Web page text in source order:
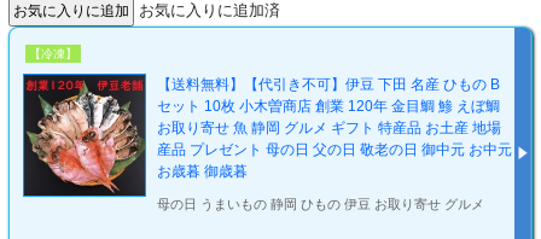
お気に入りに追加済
【冷凍】
【送料無料】【代引き不可】伊豆 下田 名産 ひもの B
セット 10枚 小木曽商店 創業 120年 金目鯛 鯵 えぼ鯛
お取り寄せ 魚 静岡 グルメ ギフト 特産品 お土産 地場
産品 プレゼント 母の日 父の日 敬老の日 御中元 お中元
お歳暮 御歳暮
母の日 うまいもの 静岡 ひもの 伊豆 お取り寄せ グルメ